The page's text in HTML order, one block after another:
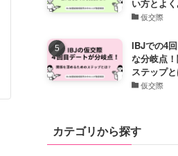
い方とよ
仮交際
IBJでの4
な分岐点
ステップと
仮交際
カテゴリから探す